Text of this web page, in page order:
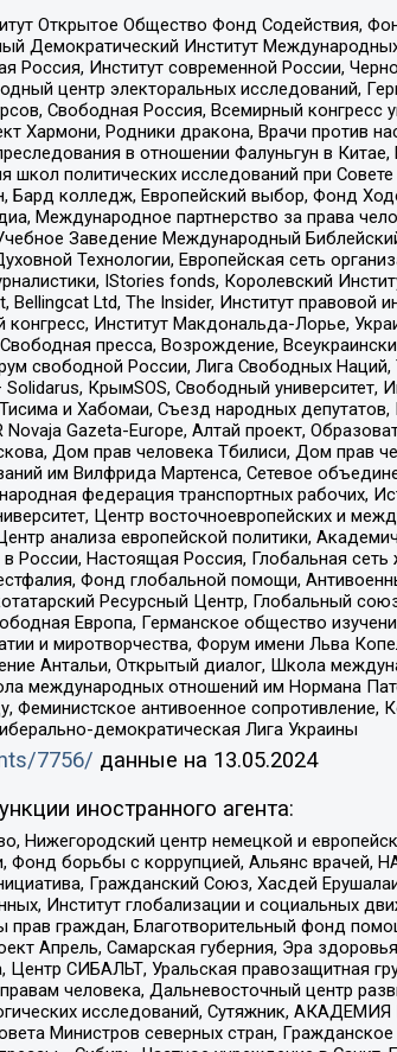
Открытое Общество Фонд Содействия,
Демократический Институт Международных
Россия, Институт современной России,
центр электоральных исследований,
Свободная Россия, Всемирный конгресс
Родники дракона, Врачи против
в отношении Фалуньгун в
школ политических исследований при
Бард колледж, Европейский выбор, Фонд
Международное партнерство за права
Заведение Международный
Технологии, Европейская сеть
IStories fonds, Королевский
Ltd, The Insider, Институт
конгресс, Институт Макдональда-Лорье,
пресса, Возрождение,
свободной России, Лига Свободных
КрымSOS, Свободный университет,
и Хабомаи, Съезд народных
Gazeta-Europe, Алтай проект,
Дом прав человека Тбилиси, Дом прав
им Вилфрида Мартенса, Сетевое
федерация транспортных рабочих,
Центр восточноевропейских и
анализа европейской политики,
Настоящая Россия, Глобальная
Фонд глобальной помощи,
Ресурсный Центр, Глобальный
Европа, Германское общество
и миротворчества, Форум имени Льва
Антальи, Открытый диалог, Школа
международных отношений им Нормана
антивоенное сопротивление,
демократическая Лига Украины
7756/ данные на 13.05.2024
иностранного агента:
Нижегородский центр немецкой и
Фонд борьбы с коррупцией, Альянс
Гражданский Союз, Хасдей
Институт глобализации и социальных
граждан, Благотворительный фонд
Апрель, Самарская губерния, Эра
СИБАЛЬТ, Уральская правозащитная
человека, Дальневосточный центр
исследований, Сутяжник,
Министров северных стран,